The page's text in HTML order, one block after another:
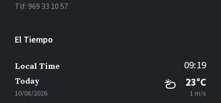
Tlf: 969 33 10 57
El Tiempo
Local Time 09:19
Today
10/08/2026
23°C
1 m/s